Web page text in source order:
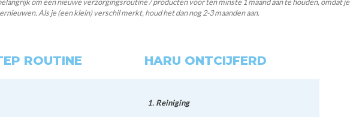
om een nieuwe verzorgingsroutine / producten voor ten minste 1 maand aan te houden, omdat je
Als je (een klein) verschil merkt, houd het dan nog 2-3 maanden aan.
ROUTINE HARU ONTCIJFERD
1. Reiniging